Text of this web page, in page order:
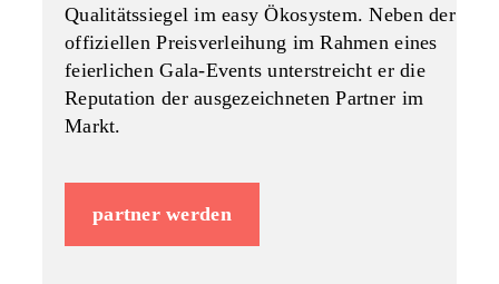
Qualitätssiegel im easy Ökosystem. Neben der
offiziellen Preisverleihung im Rahmen eines
feierlichen Gala-Events unterstreicht er die
Reputation der ausgezeichneten Partner im
Markt.
partner werden